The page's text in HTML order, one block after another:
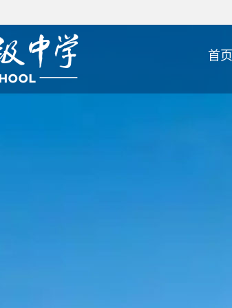
首页